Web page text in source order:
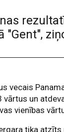
vecais
vārtus un
vienības
tika